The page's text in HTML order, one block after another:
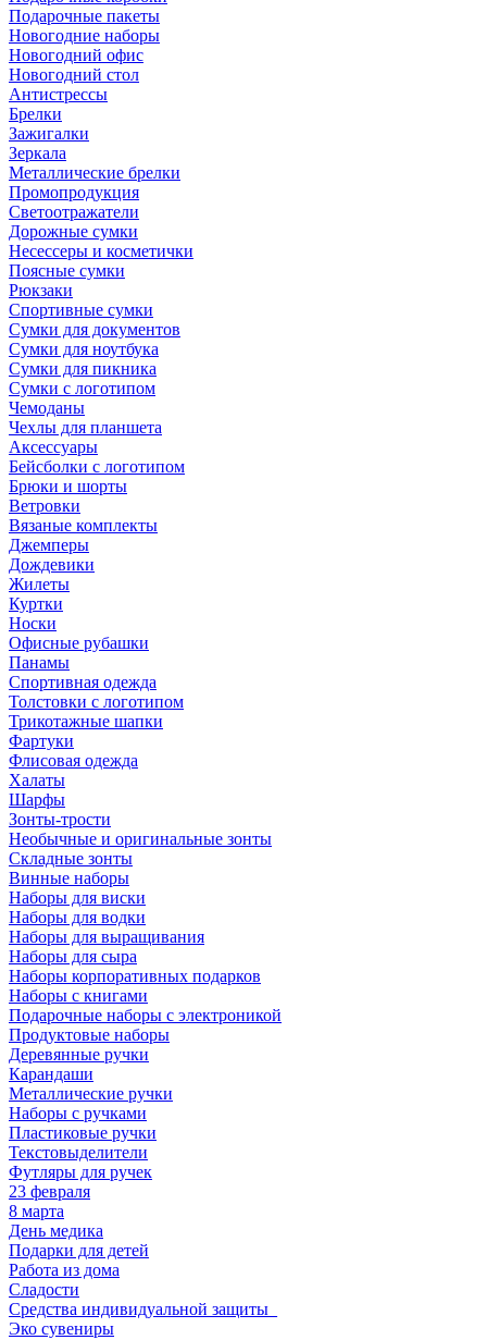
Подарочные пакеты
Новогодние наборы
Новогодний офис
Новогодний стол
Антистрессы
Брелки
Зажигалки
Зеркала
Металлические брелки
Промопродукция
Светоотражатели
Дорожные сумки
Несессеры и косметички
Поясные сумки
Рюкзаки
Спортивные сумки
Сумки для документов
Сумки для ноутбука
Сумки для пикника
Сумки с логотипом
Чемоданы
Чехлы для планшета
Аксессуары
Бейсболки с логотипом
Брюки и шорты
Ветровки
Вязаные комплекты
Джемперы
Дождевики
Жилеты
Куртки
Носки
Офисные рубашки
Панамы
Спортивная одежда
Толстовки с логотипом
Трикотажные шапки
Фартуки
Флисовая одежда
Халаты
Шарфы
Зонты-трости
Необычные и оригинальные зонты
Складные зонты
Винные наборы
Наборы для виски
Наборы для водки
Наборы для выращивания
Наборы для сыра
Наборы корпоративных подарков
Наборы с книгами
Подарочные наборы с электроникой
Продуктовые наборы
Деревянные ручки
Карандаши
Металлические ручки
Наборы с ручками
Пластиковые ручки
Текстовыделители
Футляры для ручек
23 февраля
8 марта
День медика
Подарки для детей
Работа из дома
Сладости
Средства индивидуальной защиты_
Эко сувениры